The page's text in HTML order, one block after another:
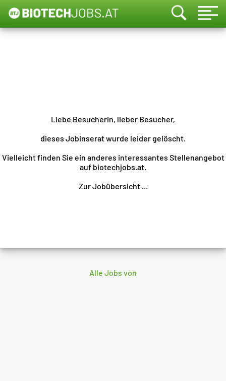
Liebe Besucherin, lieber Besucher,
dieses Jobinserat wurde leider gelöscht.
Vielleicht finden Sie ein anderes interessantes Stellenangebot
auf biotechjobs.at.
Zur Jobübersicht ...
Alle Jobs von